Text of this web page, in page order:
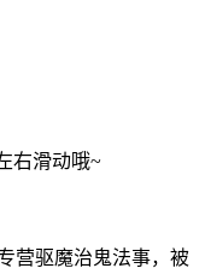
右滑动哦~
营驱魔治鬼法事，被